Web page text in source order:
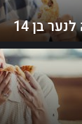
בן 14